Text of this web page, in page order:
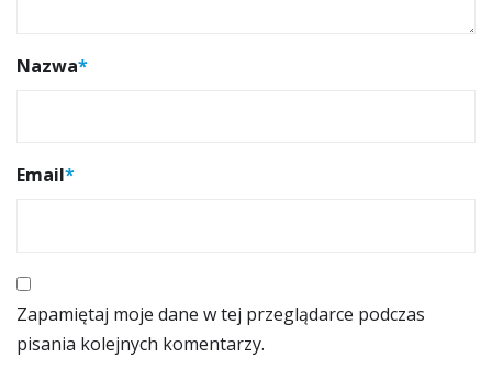
Nazwa*
Email*
Zapamiętaj moje dane w tej przeglądarce podczas
pisania kolejnych komentarzy.